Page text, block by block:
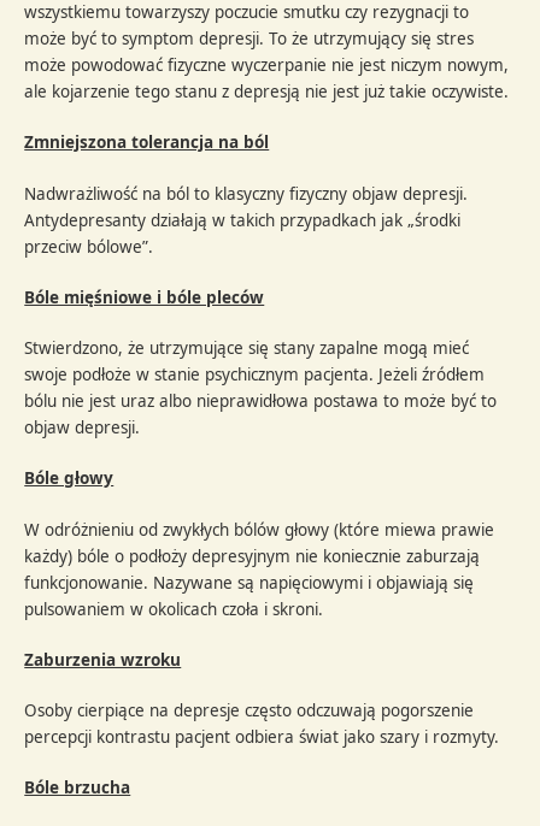
wszystkiemu towarzyszy poczucie smutku czy rezygnacji to
może być to symptom depresji. To że utrzymujący się stres
może powodować fizyczne wyczerpanie nie jest niczym nowym,
ale kojarzenie tego stanu z depresją nie jest już takie oczywiste.
Zmniejszona tolerancja na ból
Nadwrażliwość na ból to klasyczny fizyczny objaw depresji.
Antydepresanty działają w takich przypadkach jak „środki
przeciw bólowe”.
Bóle mięśniowe i bóle pleców
Stwierdzono, że utrzymujące się stany zapalne mogą mieć
swoje podłoże w stanie psychicznym pacjenta. Jeżeli źródłem
bólu nie jest uraz albo nieprawidłowa postawa to może być to
objaw depresji.
Bóle głowy
W odróżnieniu od zwykłych bólów głowy (które miewa prawie
każdy) bóle o podłoży depresyjnym nie koniecznie zaburzają
funkcjonowanie. Nazywane są napięciowymi i objawiają się
pulsowaniem w okolicach czoła i skroni.
Zaburzenia wzroku
Osoby cierpiące na depresje często odczuwają pogorszenie
percepcji kontrastu pacjent odbiera świat jako szary i rozmyty.
Bóle brzucha